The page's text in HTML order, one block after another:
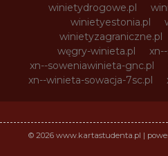
winietydrogowe.pl
winietyestonia.pl
winietyzagraniczne.pl
węgry-winieta.pl
xn--soweniawinieta-gnc.pl
xn--winieta-sowacja-7sc.pl
© 2026 www.kartastudenta.pl |